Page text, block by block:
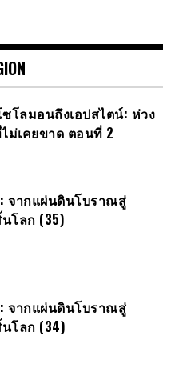
ซโลมอนถึงเอปสไตน์: ห่วง
ม่เคยขาด ตอนที่ 2
: จากแผ่นดินโบราณสู่
โลก​ (35)
: จากแผ่นดินโบราณสู่
โลก​ (34)